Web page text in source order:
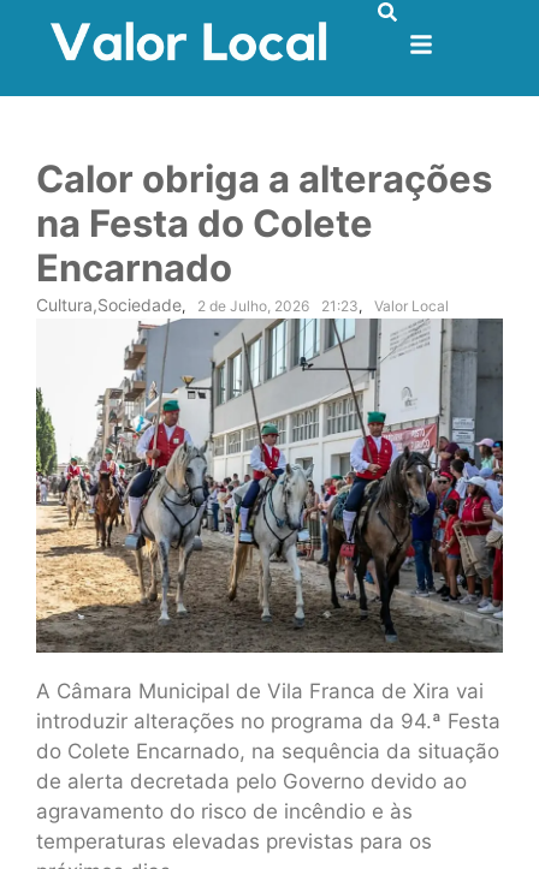
Calor obriga a alterações
na Festa do Colete
Encarnado
Cultura,Sociedade, 2 de Julho, 2026 21:23, Valor Local
A Câmara Municipal de Vila Franca de Xira vai
introduzir alterações no programa da 94.ª Festa
do Colete Encarnado, na sequência da situação
de alerta decretada pelo Governo devido ao
agravamento do risco de incêndio e às
temperaturas elevadas previstas para os